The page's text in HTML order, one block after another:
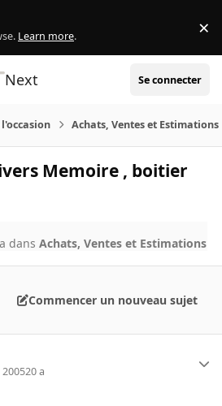
Learn more. ×
Next Se connecter
Achats, Ventes et Estimations
Memoire , boitier
dansAchats, Ventes et Estimations
Commencer un nouveau sujet
20 a